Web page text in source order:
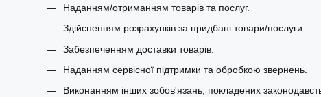
Наданням/отриманням товарів та послуг.
Здійсненням розрахунків за придбані товари/послуги.
Забезпеченням доставки товарів.
Наданням сервісної підтримки та обробкою звернень.
Виконанням інших зобов'язань, покладених